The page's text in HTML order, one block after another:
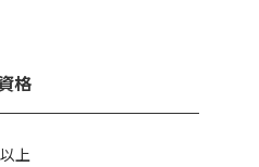
格
上